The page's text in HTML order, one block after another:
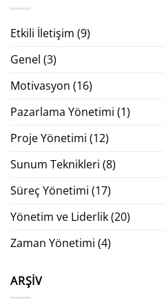
Etkili İletişim (9)
Genel (3)
Motivasyon (16)
Pazarlama Yönetimi (1)
Proje Yönetimi (12)
Sunum Teknikleri (8)
Süreç Yönetimi (17)
Yönetim ve Liderlik(20)
Zaman Yönetimi (4)
ARŞIV